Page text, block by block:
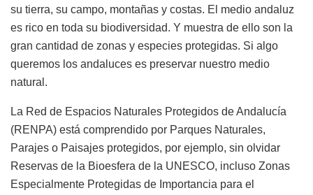
su tierra, su campo, montañas y costas. El medio andaluz
es rico en toda su biodiversidad. Y muestra de ello son la
gran cantidad de zonas y especies protegidas. Si algo
queremos los andaluces es preservar nuestro medio
natural.
La Red de Espacios Naturales Protegidos de Andalucía
(RENPA) está comprendido por Parques Naturales,
Parajes o Paisajes protegidos, por ejemplo, sin olvidar
Reservas de la Bioesfera de la UNESCO, incluso Zonas
Especialmente Protegidas de Importancia para el